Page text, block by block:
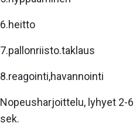
6.heitto
7.pallonriisto.taklaus
8.reagointi,havannointi
Nopeusharjoittelu, lyhyet 2-
sek.